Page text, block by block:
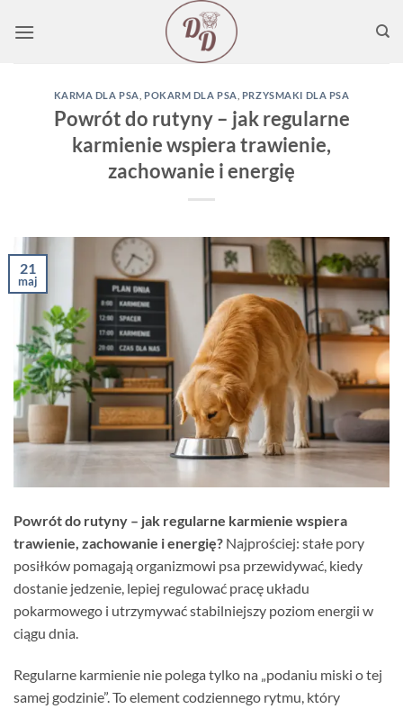
KARMA DLA PSA POKARM DLA PSA PRZYSMAKI DLA PSA
Powrót do rutyny – jak regularne
karmienie wspiera trawienie,
zachowanie i energię
21
maj
Powrót do rutyny – jak regularne karmienie wspiera
trawienie, zachowanie i energię? Najprościej: stałe pory
posiłków pomagają organizmowi psa przewidywać, kiedy
dostanie jedzenie, lepiej regulować pracę układu
pokarmowego i utrzymywać stabilniejszy poziom energii w
ciągu dnia.
Regularne karmienie nie polega tylko na „podaniu miski o tej
samej godzinie”. To element codziennego rytmu, który